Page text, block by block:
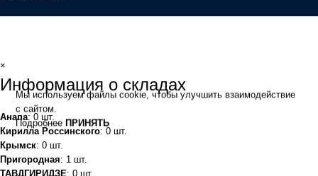
Мы используем файлы cookie, чтобы улучшить взаимодействие
с сайтом.
Подробнее ПРИНЯТЬ
×
Информация о складах
Анапа: 0 шт.
Кирилла Россинского: 0 шт.
Крымск: 0 шт.
Пригородная: 1 шт.
ТАВДГИРИДЗЕ: 0 шт.